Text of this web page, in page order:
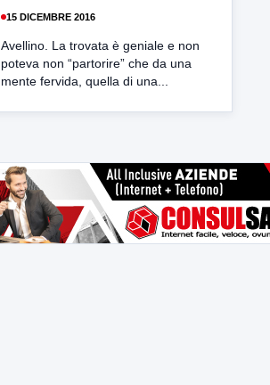
15 DICEMBRE 2016
Avellino. La trovata è geniale e non
poteva non “partorire” che da una
mente fervida, quella di una...